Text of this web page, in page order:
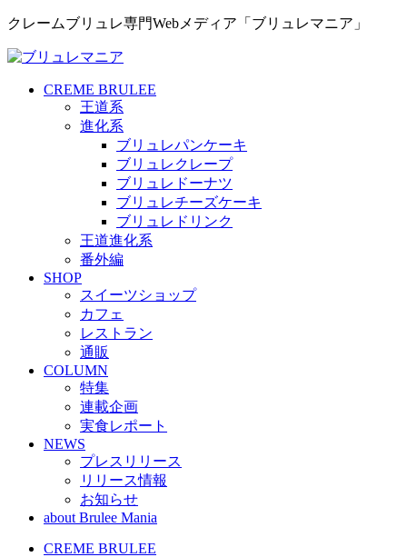
クレームブリュレ専門Webメディア「ブリュレマニア」
CREME BRULEE
王道系
進化系
ブリュレパンケーキ
ブリュレクレープ
ブリュレドーナツ
ブリュレチーズケーキ
ブリュレドリンク
王道進化系
番外編
SHOP
スイーツショップ
カフェ
レストラン
通販
COLUMN
特集
連載企画
実食レポート
NEWS
プレスリリース
リリース情報
お知らせ
about Brulee Mania
CREME BRULEE